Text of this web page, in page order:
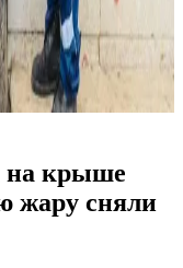
на крыше
жару сняли